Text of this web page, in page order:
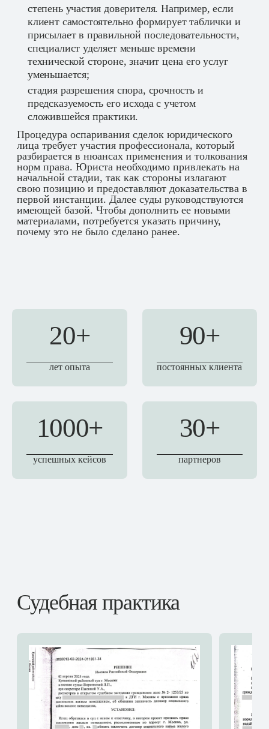
степень участия доверителя. Например, если
клиент самостоятельно формирует таблички и
присылает в правильной последовательности,
специалист уделяет меньше времени
технической стороне, значит цена его услуг
уменьшается;
стадия разрешения спора, срочность и
предсказуемость его исхода с учетом
сложившейся практики.
Процедура оспаривания сделок юридического
лица требует участия профессионала, который
разбирается в нюансах применения и толкования
норм права. Юриста необходимо привлекать на
начальной стадии, так как стороны излагают
свою позицию и предоставляют доказательства в
первой инстанции. Далее суды руководствуются
имеющей базой. Чтобы дополнить ее новыми
материалами, потребуется указать причину,
почему это не было сделано ранее.
20+
лет опыта
90+
постоянных клиента
1000+
успешных кейсов
30+
партнеров
Судебная практика